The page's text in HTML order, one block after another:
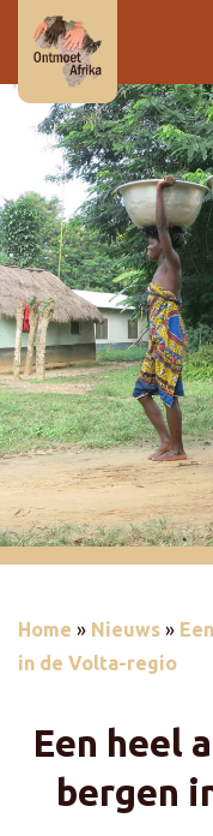
Home » Nieuws »
in de Volta-regio
Een heel
bergen